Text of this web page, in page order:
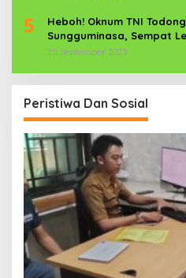
5
Heboh! Oknum TNI
Sungguminasa, Sempat
25 September 2025
Peristiwa Dan Sosial